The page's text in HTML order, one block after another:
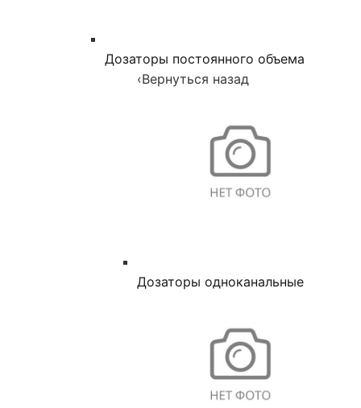
Дозаторы постоянного объема
‹Вернуться назад
Дозаторы одноканальные